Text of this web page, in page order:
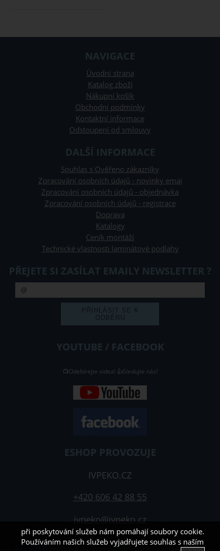
NAVIGACE
Úvodní strana
Katalog zboží
Nákupní košík
Obchodní podmínky
Kontaktní informace
Odstoupení od smlouvy
DALŠÍ INFORMACE
Souhlas s Ověřeno zákazníky
Zpracování osobních údajů - novinky emai
Zpracování osobních údajů - objednávka
Zpracování osobních údajů - registrace
Doprava
Katalogy
Ceník montáží
Technické vlastnosti laminátové podlahy
PŘEJETE SI ZASÍLAT EMAILY NEWSLETTER ?
YOUTUBE / FACEBOOK
📺Odebírejte videa! 👍Sledujte nás!
ESHOP PROVOZUJE
IVPEKO.CZ
+420 606 42 88 55
ivpeko@ivpeko.cz
provozováno na systému tvorba e-
při poskytování služeb nám pomáhají soubory cookie.
Používáním našich služeb vyjadřujete souhlas s naším